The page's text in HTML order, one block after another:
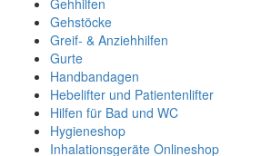
Gehhilfen
Gehstöcke
Greif- & Anziehhilfen
Gurte
Handbandagen
Hebelifter und Patientenlifter
Hilfen für Bad und WC
Hygieneshop
Inhalationsgeräte Onlineshop